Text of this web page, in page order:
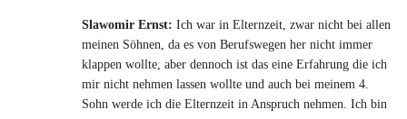
Slawomir Ernst: Ich war in Elternzeit, zwar nicht bei allen
meinen Söhnen, da es von Berufswegen her nicht immer
klappen wollte, aber dennoch ist das eine Erfahrung die ich
mir nicht nehmen lassen wollte und auch bei meinem 4.
Sohn werde ich die Elternzeit in Anspruch nehmen. Ich bin